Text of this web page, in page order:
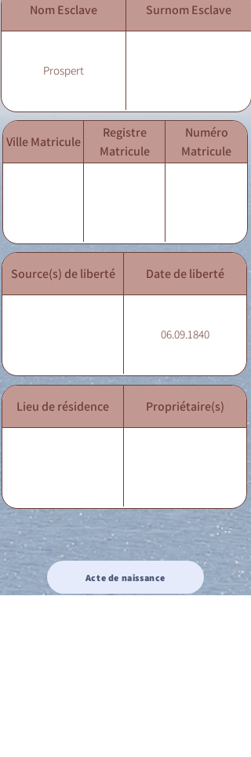
Nom Esclave Surnom Esclave
Prospert
Ville Matricule
Registre
Matricule
Numéro
Matricule
Source(s) de liberté Date de liberté
06.09.1840
Lieu de résidence Propriétaire(s)
Acte de naissance